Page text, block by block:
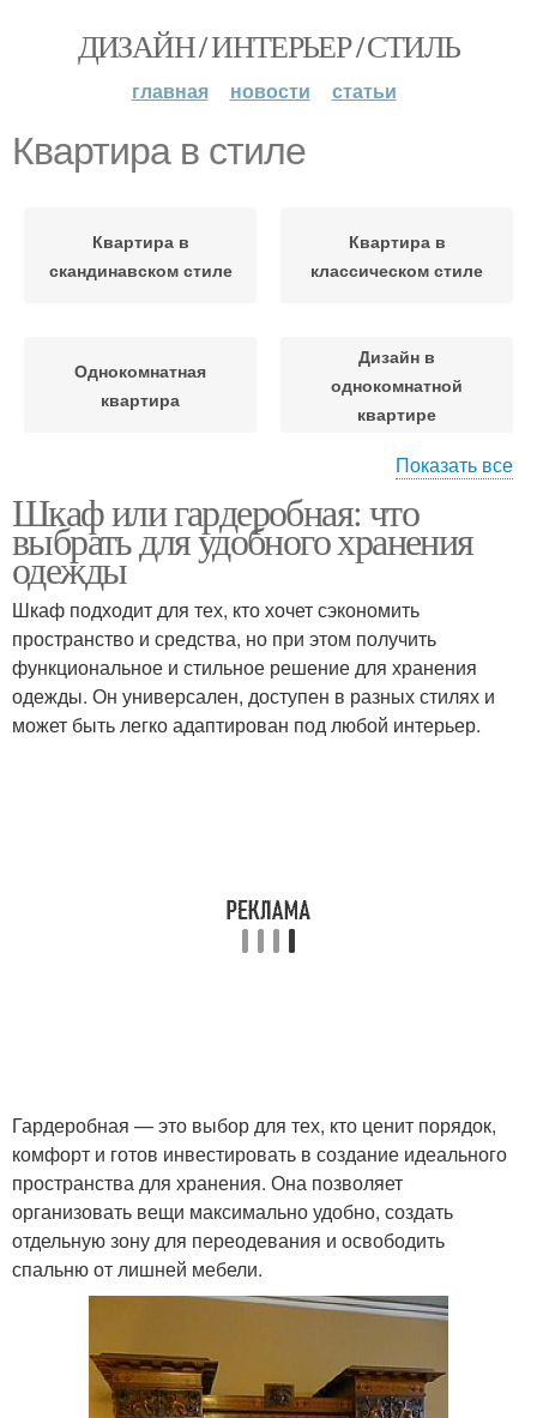
ДИЗАЙН / ИНТЕРЬЕР / СТИЛЬ
главная новости статьи
Квартира в стиле
Квартира в
скандинавском стиле
Квартира в
классическом стиле
Однокомнатная
квартира
Дизайн в
однокомнатной
квартире
1-комнатная квартира
Интерьер в
однокомнатной
квартире
Двухуровневая
квартира
Квартиры с мансардой
Студии в стиле Деревенский стиль
Квартира в кантри Трендовые стили
Двухкомнатная
Показать все
Шкаф или гардеробная: что
выбрать для удобного хранения
одежды
Шкаф подходит для тех, кто хочет сэкономить
пространство и средства, но при этом получить
функциональное и стильное решение для хранения
одежды. Он универсален, доступен в разных стилях и
может быть легко адаптирован под любой интерьер.
Гардеробная — это выбор для тех, кто ценит порядок,
комфорт и готов инвестировать в создание идеального
пространства для хранения. Она позволяет
организовать вещи максимально удобно, создать
отдельную зону для переодевания и освободить
спальню от лишней мебели.